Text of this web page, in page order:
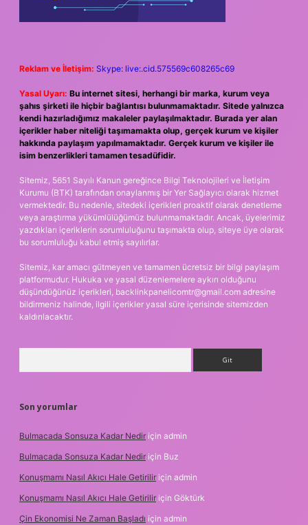
Reklam ve İletişim: Skype: live:.cid.575569c608265c69
Yasal Uyarı: Bu internet sitesi, herhangi bir marka, kurum veya
şahıs şirketi ile hiçbir bağlantısı bulunmamaktadır. Sitede yalnızca
kendi hazırladığımız makaleler paylaşılmaktadır. Burada yer alan
içerikler haber niteliği taşımamakta olup, gerçek kurum ve kişiler
hakkında paylaşım yapılmamaktadır. Gerçek kurum ve kişiler ile
isim benzerlikleri tamamen tesadüfidir.
Sitemiz, 5651 Sayılı Kanun gereğince Bilgi Teknolojileri ve İletişim
Kurumu (BTK) tarafından onaylanmış bir Yer Sağlayıcı olarak hizmet
vermektedir. Bu nedenle, sitedeki içerikleri proaktif olarak denetleme
veya araştırma yükümlülüğümüz bulunmamaktadır. Ancak, üyelerimiz
yazdıkları içeriklerin sorumluluğunu taşımakta olup, siteye üye olarak
bu sorumluluğu kabul etmiş sayılırlar.
Sitemiz, kar amacı gütmeyen ve tamamen ücretsiz bir bilgi paylaşım
platformudur. Hukuka ve yasal düzenlemelere aykırı olduğunu
düşündüğünüz içerikleri, backlinkpanelicomtr@gmail.com adresine
bildirmeniz halinde, ilgili içerikler yasal süre içerisinde sitemizden
kaldırılacaktır.
Son yorumlar
Bulmacada Sonsuza Kadar Nedir için admin
Bulmacada Sonsuza Kadar Nedir için Buz
Konuşmamı Nasıl Akıcı Hale Getirilir için admin
Konuşmamı Nasıl Akıcı Hale Getirilir için Göktürk
Çin Ekonomisi Ne Zaman Başladı için admin